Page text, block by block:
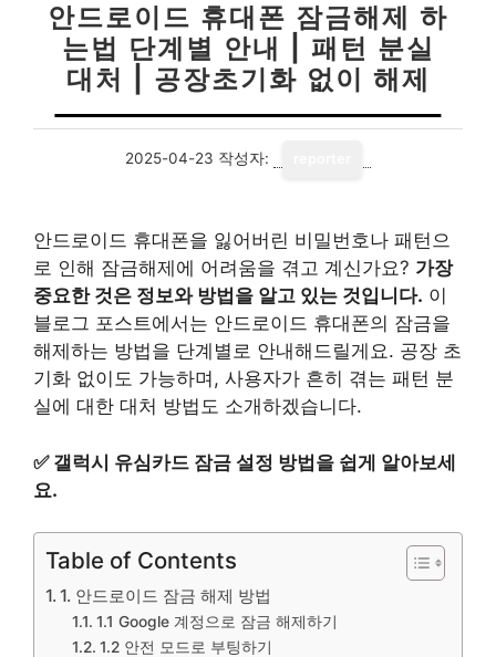
안드로이드 휴대폰 잠금해제 하
는법 단계별 안내 | 패턴 분실
대처 | 공장초기화 없이 해제
2025-04-23 작성자:
안드로이드 휴대폰을 잃어버린 비밀번호나 패턴으
로 인해 잠금해제에 어려움을 겪고 계신가요? 가장
중요한 것은 정보와 방법을 알고 있는 것입니다. 이
블로그 포스트에서는 안드로이드 휴대폰의 잠금을
해제하는 방법을 단계별로 안내해드릴게요. 공장 초
기화 없이도 가능하며, 사용자가 흔히 겪는 패턴 분
실에 대한 대처 방법도 소개하겠습니다.
✅ 갤럭시 유심카드 잠금 설정 방법을 쉽게 알아보세
요.
Table of Contents
1. 안드로이드 잠금 해제 방법
1.1 Google 계정으로 잠금 해제하기
1.2 안전 모드로 부팅하기